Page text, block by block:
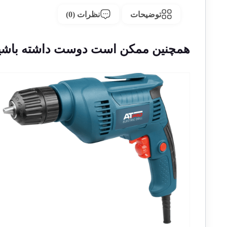
توضیحات نظرات (0)
همچنین ممکن است دوست داشته